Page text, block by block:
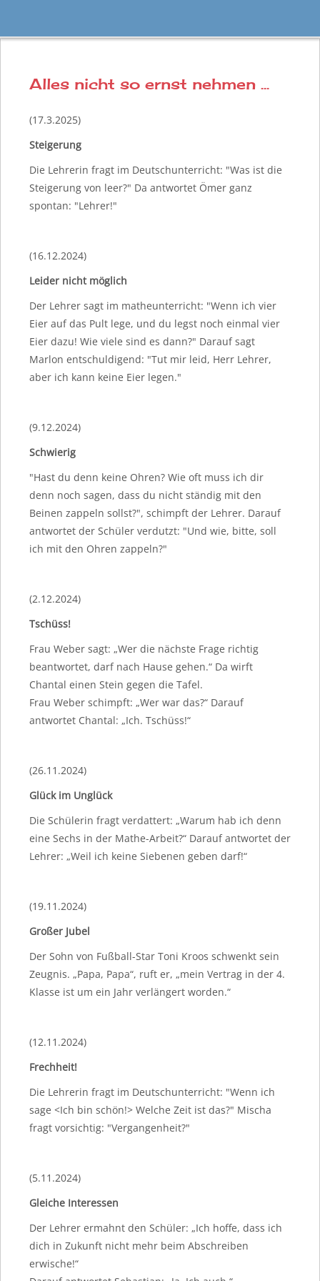
Alles nicht so ernst nehmen ...
(17.3.2025)
Steigerung
Die Lehrerin fragt im Deutschunterricht: "Was ist die
Steigerung von leer?" Da antwortet Ömer ganz
spontan: "Lehrer!"
(16.12.2024)
Leider nicht möglich
Der Lehrer sagt im matheunterricht: "Wenn ich vier
Eier auf das Pult lege, und du legst noch einmal vier
Eier dazu! Wie viele sind es dann?" Darauf sagt
Marlon entschuldigend: "Tut mir leid, Herr Lehrer,
aber ich kann keine Eier legen."
(9.12.2024)
Schwierig
"Hast du denn keine Ohren? Wie oft muss ich dir
denn noch sagen, dass du nicht ständig mit den
Beinen zappeln sollst?", schimpft der Lehrer. Darauf
antwortet der Schüler verdutzt: "Und wie, bitte, soll
ich mit den Ohren zappeln?"
(2.12.2024)
Tschüss!
Frau Weber sagt: „Wer die nächste Frage richtig
beantwortet, darf nach Hause gehen.“ Da wirft
Chantal einen Stein gegen die Tafel.
Frau Weber schimpft: „Wer war das?“ Darauf
antwortet Chantal: „Ich. Tschüss!“
(26.11.2024)
Glück im Unglück
Die Schülerin fragt verdattert: „Warum hab ich denn
eine Sechs in der Mathe-Arbeit?“ Darauf antwortet der
Lehrer: „Weil ich keine Siebenen geben darf!“
(19.11.2024)
Großer Jubel
Der Sohn von Fußball-Star Toni Kroos schwenkt sein
Zeugnis. „Papa, Papa“, ruft er, „mein Vertrag in der 4.
Klasse ist um ein Jahr verlängert worden.“
(12.11.2024)
Frechheit!
Die Lehrerin fragt im Deutschunterricht: "Wenn ich
sage <Ich bin schön!> Welche Zeit ist das?" Mischa
fragt vorsichtig: "Vergangenheit?"
(5.11.2024)
Gleiche Interessen
Der Lehrer ermahnt den Schüler: „Ich hoffe, dass ich
dich in Zukunft nicht mehr beim Abschreiben
erwische!“